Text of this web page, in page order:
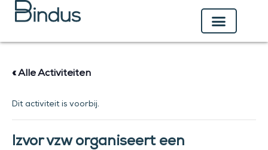
naar
« Alle Activiteiten
Dit activiteit is voorbij.
Izvor vzw organiseert een